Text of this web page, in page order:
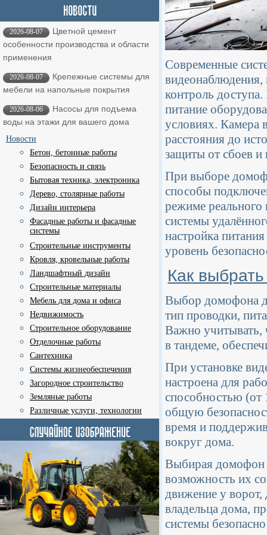
2026-08-07
Цветной цемент
особенности производства и области
применения
2026-08-07
Крепежные системы для
мебели на напольные покрытия
2026-08-06
Насосы для подъема
воды на этажи для вашего дома
Новости
Бетон, бетонные работы
Безопасность и связь
Бытовая техника, электроника
Дерево, столярные работы
Дизайн интерьера
Фасадные работы и фасадные
системы
Строительные инструменты
Кровля, кровельные работы
Ландшафтный дизайн
Строительные материалы
Мебель для дома и офиса
Недвижимость
Строительное оборудование
Отделочные работы
Сантехника
Системы жизнеобеспечения
Загородное строительство
Земляные работы
Различные услуги, технологии
Современные
контроль
питание
условиях. Камера
расстояния до
защиты от сбоев и
При выборе
способы
режиме реального
системы
настройка
уровень
Как
Выбор домофона
тип проводки,
Важно учитывать,
в тандеме,
При установке
настроена для
способностью (от
общую
время и
вокруг дома.
Выбирая домофон
возможность их
движение у
владельца дома,
системы